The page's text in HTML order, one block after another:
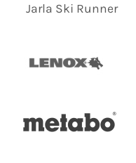
Jarla Ski Runner